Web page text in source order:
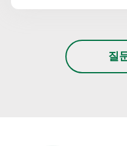
질